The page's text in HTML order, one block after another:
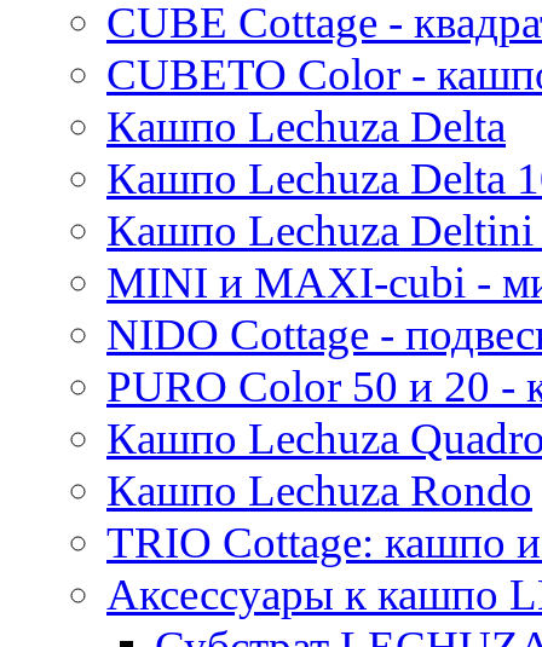
Iris
Mees
Pure
CUBE Cottage -
CUBETO Color -
Кашпо Lechuza Delta
Кашпо Lechuza Delta
Кашпо Lechuza
MINI и MAXI-cubi -
NIDO Cottage -
PURO Color 50 и 20
Кашпо Lechuza
Кашпо Lechuza Rondo
TRIO Cottage: кашпо
Аксессуары к кашпо